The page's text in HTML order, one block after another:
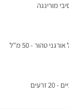
מורינגה
טהור - 50 מ"ל
זרעים